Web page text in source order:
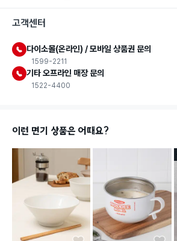
고객센터
다이소몰(온라인) / 모바일 상품권 문의
1599-2211
기타 오프라인 매장 문의
1522-4400
이런 면기 상품은 어때요?